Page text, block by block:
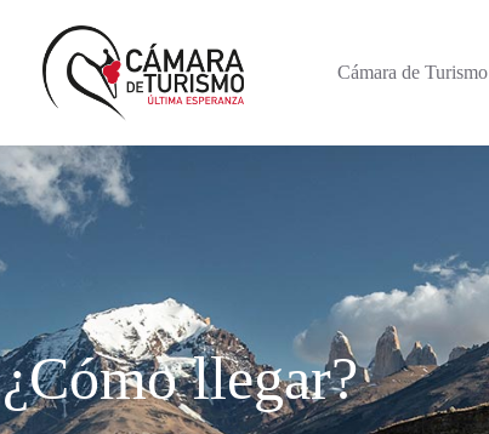
Cámara de Turismo
¿Cómo llegar?